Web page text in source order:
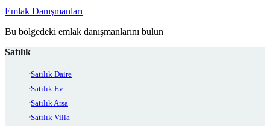
Emlak Danışmanları
Bu bölgedeki emlak danışmanlarını bulun
Satılık
Satılık Daire
Satılık Ev
Satılık Arsa
Satılık Villa